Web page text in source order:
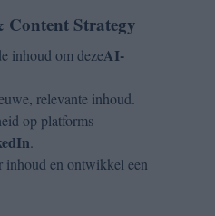
Content Strategy
inhoud om dezeAI-
relevante inhoud.
op platforms
.
inhoud en ontwikkel een